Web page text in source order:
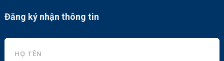
Đăng ký nhận thông tin
HỌ TÊN